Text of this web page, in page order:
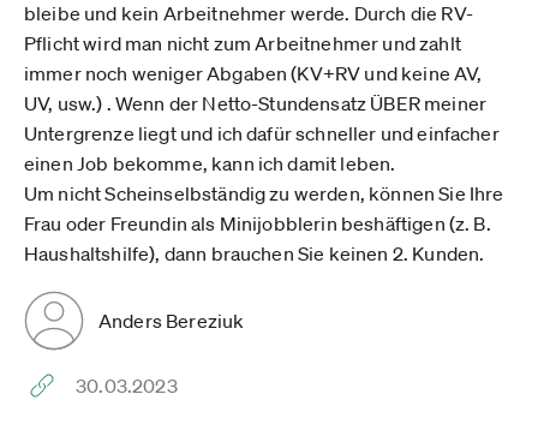
bleibe und kein Arbeitnehmer werde. Durch die RV-
Pflicht wird man nicht zum Arbeitnehmer und zahlt
immer noch weniger Abgaben (KV+RV und keine AV,
UV, usw.) . Wenn der Netto-Stundensatz ÜBER meiner
Untergrenze liegt und ich dafür schneller und einfacher
einen Job bekomme, kann ich damit leben.
Um nicht Scheinselbständig zu werden, können Sie Ihre
Frau oder Freundin als Minijobblerin beshäftigen (z. B.
Haushaltshilfe), dann brauchen Sie keinen 2. Kunden.
Anders Bereziuk
30.03.2023